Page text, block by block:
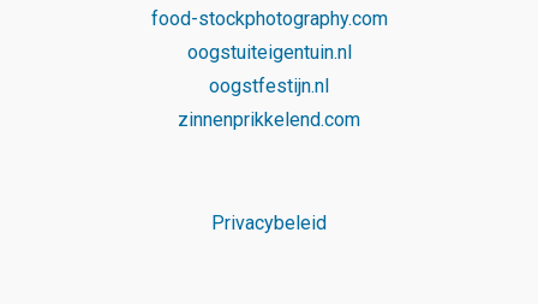
food-stockphotography.com
oogstuiteigentuin.nl
oogstfestijn.nl
zinnenprikkelend.com
Privacybeleid